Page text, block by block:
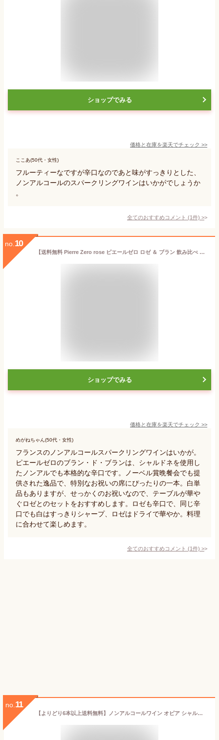
ショップでみる
価格と在庫を楽天でチェック >>
ここあ(50代・女性)
フルーティーなですが辛口なのであと味がすっきりとした、
ノンアルコールのスパークリングワインはいかがでしょうか
。
全てのおすすめコメント (1件) >
no. 10
【送料無料 Pierre Zero rose ピエールゼロ ロゼ ＆ ブラン 飲み比べ 2本 セット】 ノンアルコールワイン ワイン スパークリング 辛口 フランス産 誕生日プレゼント 記念日 お祝い ギフト プレゼント
ショップでみる
価格と在庫を楽天でチェック >>
めがねちゃん(50代・女性)
フランスのノンアルコールスパークリングワインはいかが。
ピエールゼロのブラン・ド・ブランは、シャルドネを使用し
たノンアルでも本格的な辛口です。ノーベル賞晩餐会でも提
供された逸品で、特別なお祝いの席にぴったりの一本。白単
品もありますが、せっかくのお祝いなので、テーブルが華や
ぐロゼとのセットをおすすめします。ロゼも辛口で、同じ辛
口でも白はすっきりシャープ、ロゼはドライで華やか。料理
に合わせて楽しめます。
全てのおすすめコメント (1件) >
no. 11
【よりどり6本以上送料無料】ノンアルコールワイン オピア シャルドネ スパークリングワイン オーガニック ノンアルコール NV 白泡 辛口 ドメーヌ ピエール シャヴァン アルコールフリー 750ml 長S 手土産 お祝い ワイン ギフト 敬老の日 ハロウィン